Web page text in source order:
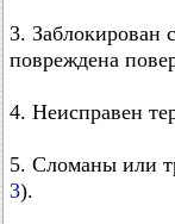
3. Заблокирован
повреждена
4. Неисправен
5. Сломаны или
3).